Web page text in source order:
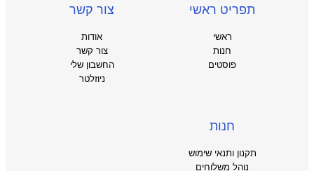
תפריט ראשי
ראשי
חנות
פוסטים
צור קשר
אודות
צור קשר
החשבון שלי
ניוזלטר
חנות
תקנון ותנאי שימוש
נוהל משלוחים